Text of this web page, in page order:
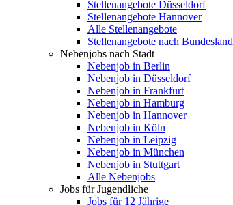
Stellenangebote Düsseldorf
Stellenangebote Hannover
Alle Stellenangebote
Stellenangebote nach Bundesland
Nebenjobs nach Stadt
Nebenjob in Berlin
Nebenjob in Düsseldorf
Nebenjob in Frankfurt
Nebenjob in Hamburg
Nebenjob in Hannover
Nebenjob in Köln
Nebenjob in Leipzig
Nebenjob in München
Nebenjob in Stuttgart
Alle Nebenjobs
Jobs für Jugendliche
Jobs für 12 Jährige